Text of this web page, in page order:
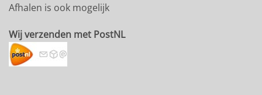
Afhalen is ook mogelijk
Wij verzenden met PostNL